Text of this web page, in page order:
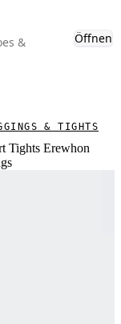
& Öffnen
& TIGHTS
Tights Erewhon